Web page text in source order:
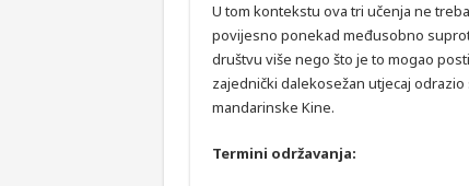
U tom kontekstu ova tri učenja ne
povijesno ponekad međusobno
društvu više nego što je to mogao
zajednički dalekosežan utjecaj
mandarinske Kine.
Termini održavanja: